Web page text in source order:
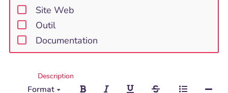
Site Web
Outil
Documentation
Description
Format